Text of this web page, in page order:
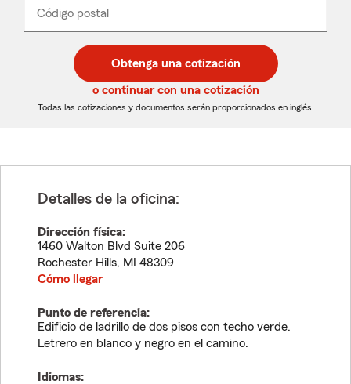
desplegable
Código postal
de
5
dígitos
de
5
dígitos
_____
Obtenga una cotización
o continuar con una cotización
Todas las cotizaciones y documentos serán proporcionados en inglés.
Detalles de la oficina:
Dirección física:
1460 Walton Blvd Suite 206
Rochester Hills, MI
48309
Cómo llegar
Punto de referencia:
Edificio de ladrillo de dos pisos con techo verde.
Letrero en blanco y negro en el camino.
Idiomas: